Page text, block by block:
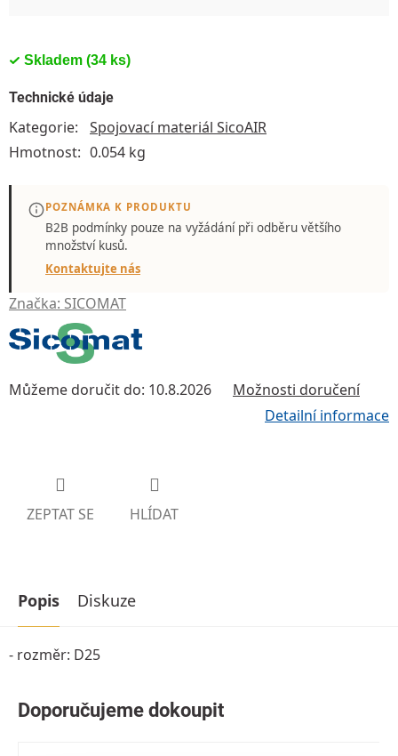
Skladem (34 ks)
Značka: SICOMAT
Můžeme doručit do: 10.8.2026 Možnosti doručení
Detailní informace
ZEPTAT SE HLÍDAT
Technické údaje
Kategorie:
Spojovací materiál SicoAIR
Hmotnost: 0.054 kg
POZNÁMKA K PRODUKTU
B2B podmínky pouze na vyžádánípři odběru většího
množství kusů.
Kontaktujte nás
Popis Diskuze
- rozměr: D25